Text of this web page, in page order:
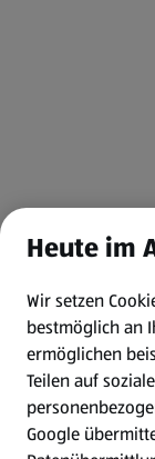
Heute im
Wir setzen
bestmöglich an
ermöglichen
Teilen auf
Google